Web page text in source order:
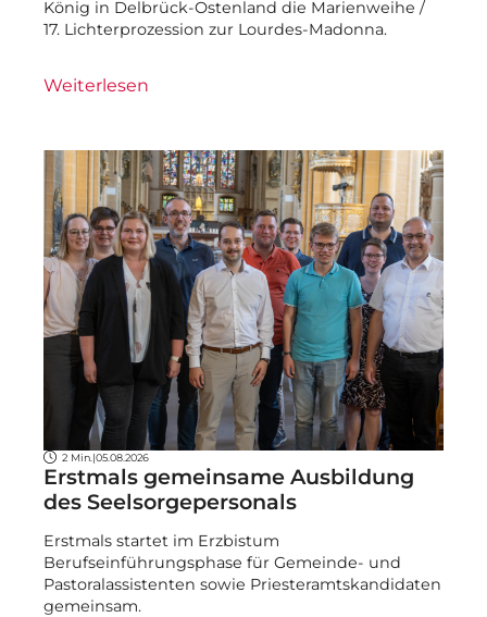
König in Delbrück-Ostenland die Marienweihe /
17. Lichterprozession zur Lourdes-Madonna.
Weiterlesen
2 Min. |05.08.2026
Erstmals gemeinsame Ausbildung
des Seelsorgepersonals
Erstmals startet im Erzbistum
Berufseinführungsphase für Gemeinde- und
Pastoralassistenten sowie Priesteramtskandidaten
gemeinsam.